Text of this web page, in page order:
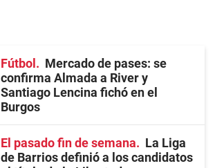
Fútbol
Mercado de pases: se
confirma Almada a River y
Santiago Lencina fichó en el
Burgos
El pasado fin de semana
La Liga
de Barrios definió a los candidatos